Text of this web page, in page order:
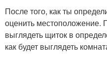
После того, как ты
оценить местоположение.
выглядеть щиток в
как будет выглядеть